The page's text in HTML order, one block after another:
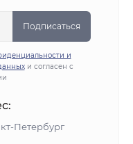
Подписаться
и
и согласен с
Петербург